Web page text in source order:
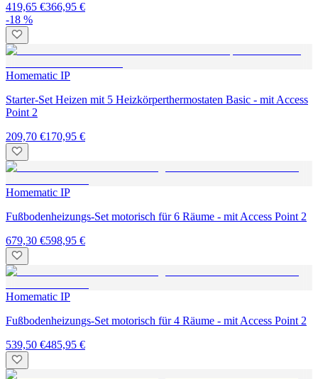
419,65 €366,95 €
-18 %
Homematic IP
Starter-Set Heizen mit 5 Heizkörperthermostaten Basic - mit Access
Point 2
209,70 €170,95 €
Homematic IP
Fußbodenheizungs-Set motorisch für 6 Räume - mit Access Point 2
679,30 €598,95 €
Homematic IP
Fußbodenheizungs-Set motorisch für 4 Räume - mit Access Point 2
539,50 €485,95 €